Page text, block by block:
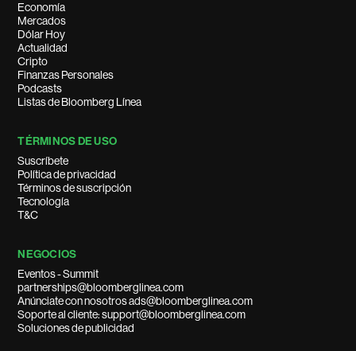
Economía
Mercados
Dólar Hoy
Actualidad
Cripto
Finanzas Personales
Podcasts
Listas de Bloomberg Línea
TÉRMINOS DE USO
Suscríbete
Política de privacidad
Términos de suscripción
Tecnología
T&C
NEGOCIOS
Eventos - Summit
partnerships@bloomberglinea.com
Anúnciate con nosotros ads@bloomberglinea.com
Soporte al cliente: support@bloomberglinea.com
Soluciones de publicidad